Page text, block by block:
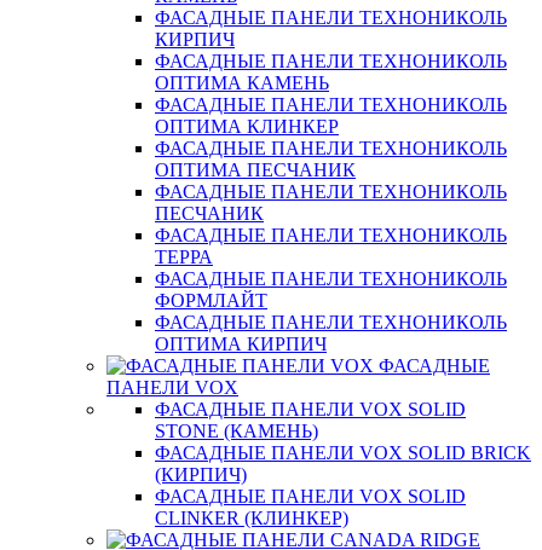
ФАСАДНЫЕ ПАНЕЛИ ТЕХНОНИКОЛЬ
КИРПИЧ
ФАСАДНЫЕ ПАНЕЛИ ТЕХНОНИКОЛЬ
ОПТИМА КАМЕНЬ
ФАСАДНЫЕ ПАНЕЛИ ТЕХНОНИКОЛЬ
ОПТИМА КЛИНКЕР
ФАСАДНЫЕ ПАНЕЛИ ТЕХНОНИКОЛЬ
ОПТИМА ПЕСЧАНИК
ФАСАДНЫЕ ПАНЕЛИ ТЕХНОНИКОЛЬ
ПЕСЧАНИК
ФАСАДНЫЕ ПАНЕЛИ ТЕХНОНИКОЛЬ
ТЕРРА
ФАСАДНЫЕ ПАНЕЛИ ТЕХНОНИКОЛЬ
ФОРМЛАЙТ
ФАСАДНЫЕ ПАНЕЛИ ТЕХНОНИКОЛЬ
ОПТИМА КИРПИЧ
ФАСАДНЫЕ
ПАНЕЛИ VOX
ФАСАДНЫЕ ПАНЕЛИ VOX SOLID
STONE (КАМЕНЬ)
ФАСАДНЫЕ ПАНЕЛИ VOX SOLID BRICK
(КИРПИЧ)
ФАСАДНЫЕ ПАНЕЛИ VOX SOLID
CLINКER (КЛИНКЕР)